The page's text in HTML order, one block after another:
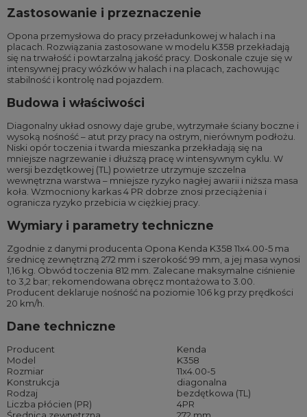
Zastosowanie i przeznaczenie
Opona przemysłowa do pracy przeładunkowej w halach i na
placach. Rozwiązania zastosowane w modelu K358 przekładają
się na trwałość i powtarzalną jakość pracy. Doskonale czuje się w
intensywnej pracy wózków w halach i na placach, zachowując
stabilność i kontrolę nad pojazdem.
Budowa i właściwości
Diagonalny układ osnowy daje grube, wytrzymałe ściany boczne i
wysoką nośność – atut przy pracy na ostrym, nierównym podłożu.
Niski opór toczenia i twarda mieszanka przekładają się na
mniejsze nagrzewanie i dłuższą pracę w intensywnym cyklu. W
wersji bezdętkowej (TL) powietrze utrzymuje szczelna
wewnętrzna warstwa – mniejsze ryzyko nagłej awarii i niższa masa
koła. Wzmocniony karkas 4 PR dobrze znosi przeciążenia i
ogranicza ryzyko przebicia w ciężkiej pracy.
Wymiary i parametry techniczne
Zgodnie z danymi producenta Opona Kenda K358 11x4.00-5 ma
średnicę zewnętrzną 272 mm i szerokość 99 mm, a jej masa wynosi
1,16 kg. Obwód toczenia 812 mm. Zalecane maksymalne ciśnienie
to 3,2 bar; rekomendowana obręcz montażowa to 3.00.
Producent deklaruje nośność na poziomie 106 kg przy prędkości
20 km/h.
Dane techniczne
Producent
Kenda
Model
K358
Rozmiar
11x4.00-5
Konstrukcja
diagonalna
Rodzaj
bezdętkowa (TL)
Liczba płócien (PR)
4PR